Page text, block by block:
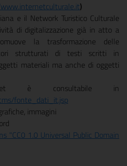
)
e il Network Turistico Culturale
di digitalizzazione già in atto a
la trasformazione delle
strutturati di testi scritti in
materiali ma anche di oggetti
è consultabile in
fonte_dati_it.jsp
immagini
"CC0 1.0 Universal Public Domain